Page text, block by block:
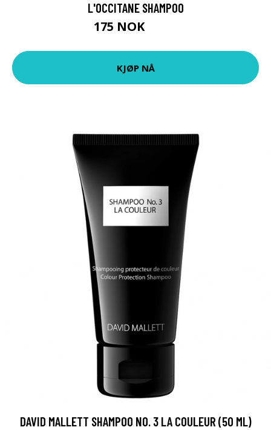
L'OCCITANE SHAMPOO
175 NOK
KJØP NÅ
DAVID MALLETT SHAMPOO NO. 3 LA COULEUR (50 ML)